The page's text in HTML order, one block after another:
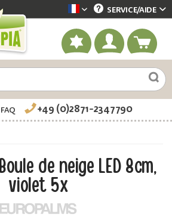
Dekotopia französisch
SERVICE/AIDE
+49 (0)2871-2347790
de neige LED 8cm,
violet 5x